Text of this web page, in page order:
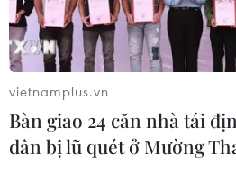
vietnamplus.vn
Bàn giao 24 căn nhà tái
dân bị lũ quét ở Mường